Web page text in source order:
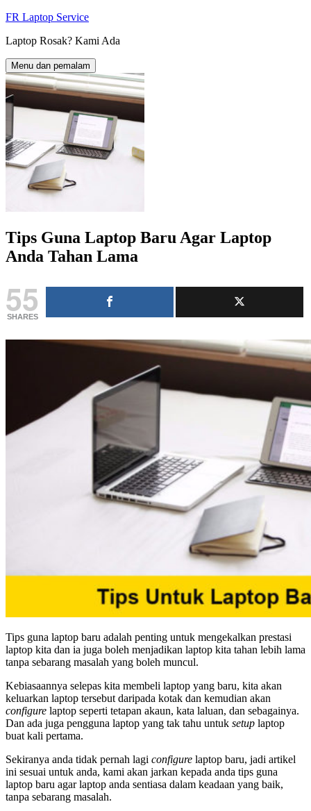
Langkau
kandungan
FR Laptop Service
Laptop Rosak? Kami Ada
Menu dan pemalam
Tips Guna Laptop Baru Agar Laptop
Anda Tahan Lama
55
SHARES
Tips guna laptop baru adalah penting untuk mengekalkan prestasi
laptop kita dan ia juga boleh menjadikan laptop kita tahan lebih lama
tanpa sebarang masalah yang boleh muncul.
Kebiasaannya selepas kita membeli laptop yang baru, kita akan
keluarkan laptop tersebut daripada kotak dan kemudian akan
configure laptop seperti tetapan akaun, kata laluan, dan sebagainya.
Dan ada juga pengguna laptop yang tak tahu untuk setup laptop
buat kali pertama.
Sekiranya anda tidak pernah lagi configure laptop baru, jadi artikel
ini sesuai untuk anda, kami akan jarkan kepada anda tips guna
laptop baru agar laptop anda sentiasa dalam keadaan yang baik,
tanpa sebarang masalah.